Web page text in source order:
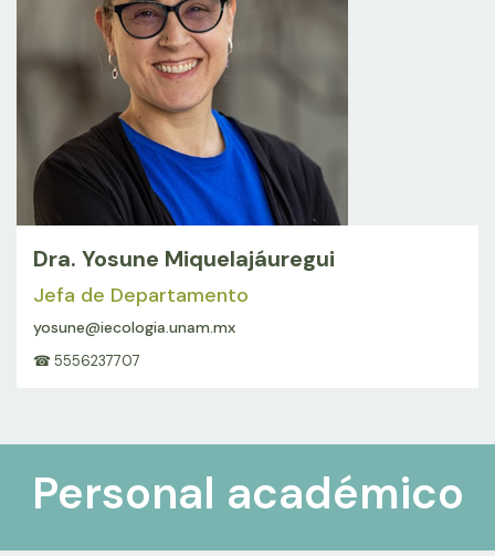
Dra. Yosune Miquelajáuregui
Jefa de Departamento
yosune@iecologia.unam.mx
☎ 5556237707
Personal académico